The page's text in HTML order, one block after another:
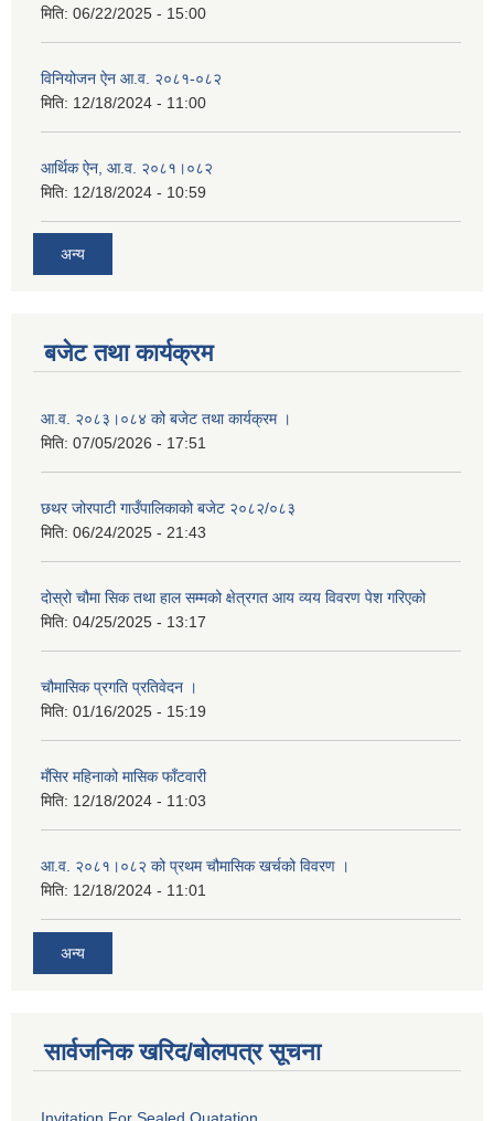
मिति: 06/22/2025 - 15:00
विनियोजन ऐन आ.व. २०८१-०८२
मिति: 12/18/2024 - 11:00
आर्थिक ऐन, आ.व. २०८१।०८२
मिति: 12/18/2024 - 10:59
अन्य
बजेट तथा कार्यक्रम
आ.व. २०८३।०८४ को बजेट तथा कार्यक्रम ।
मिति: 07/05/2026 - 17:51
छथर जोरपाटी गाउँपालिकाको बजेट २०८२/०८३
मिति: 06/24/2025 - 21:43
दोस्रो चौमा सिक तथा हाल सम्मको क्षेत्रगत आय व्यय विवरण पेश गरिएको
मिति: 04/25/2025 - 13:17
चौमासिक प्रगति प्रतिवेदन ।
मिति: 01/16/2025 - 15:19
मँसिर महिनाको मासिक फाँटवारी
मिति: 12/18/2024 - 11:03
आ.व. २०८१।०८२ को प्रथम चौमासिक खर्चको विवरण ।
मिति: 12/18/2024 - 11:01
अन्य
सार्वजनिक खरिद/बोलपत्र सूचना